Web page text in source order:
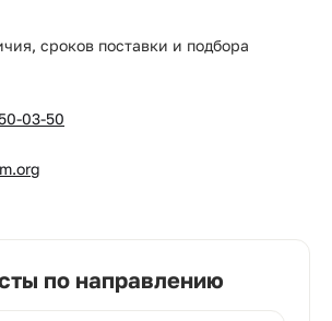
сроков поставки и подбора
03-50
по направлению